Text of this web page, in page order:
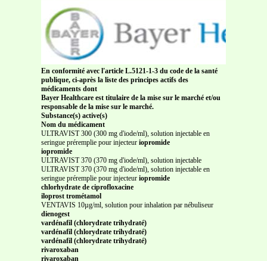
En conformité avec l'article L.5121-1-3 du code de la santé
publique, ci-après la liste des principes actifs des
médicaments dont
Bayer Healthcare est titulaire de la mise sur le marché et/ou
responsable de la mise sur le marché.
Substance(s) active(s)
Nom du médicament
ULTRAVIST 300 (300 mg d'iode/ml), solution injectable en
seringue préremplie pour injecteur iopromide
iopromide
ULTRAVIST 370 (370 mg d'iode/ml), solution injectable
ULTRAVIST 370 (370 mg d'iode/ml), solution injectable en
seringue préremplie pour injecteur iopromide
chlorhydrate de ciprofloxacine
iloprost trométamol
VENTAVIS 10µg/ml, solution pour inhalation par nébuliseur
dienogest
vardénafil (chlorydrate trihydraté)
vardénafil (chlorydrate trihydraté)
vardénafil (chlorydrate trihydraté)
rivaroxaban
rivaroxaban